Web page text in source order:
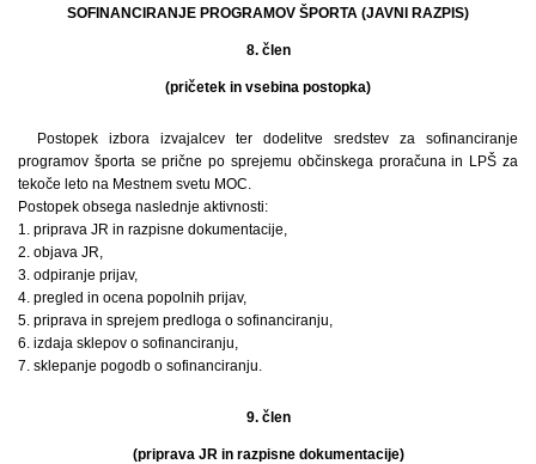
SOFINANCIRANJE PROGRAMOV ŠPORTA (JAVNI RAZPIS)
8. člen
(pričetek in vsebina postopka)
Postopek izbora izvajalcev ter dodelitve sredstev za sofinanciranje
programov športa se prične po sprejemu občinskega proračuna in LPŠ za
tekoče leto na Mestnem svetu MOC.
Postopek obsega naslednje aktivnosti:
1. priprava JR in razpisne dokumentacije,
2. objava JR,
3. odpiranje prijav,
4. pregled in ocena popolnih prijav,
5. priprava in sprejem predloga o sofinanciranju,
6. izdaja sklepov o sofinanciranju,
7. sklepanje pogodb o sofinanciranju.
9. člen
(priprava JR in razpisne dokumentacije)